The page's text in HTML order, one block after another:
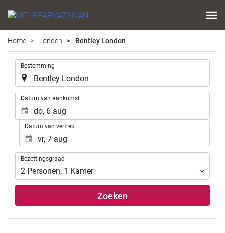
Home Londen Bentley London
Bestemming
Datum van aankomst
Datum van vertrek
Bezettingsgraad
Bezettingsgraad
2 Personen, 1 Kamer
Zoeken